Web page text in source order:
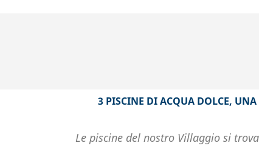
3 PISCINE DI ACQUA DOLCE,
Le piscine del nostro Villaggio si